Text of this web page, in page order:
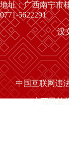
地址：广西南宁市
0771-5622291
汉
中国互联网违
广西民族